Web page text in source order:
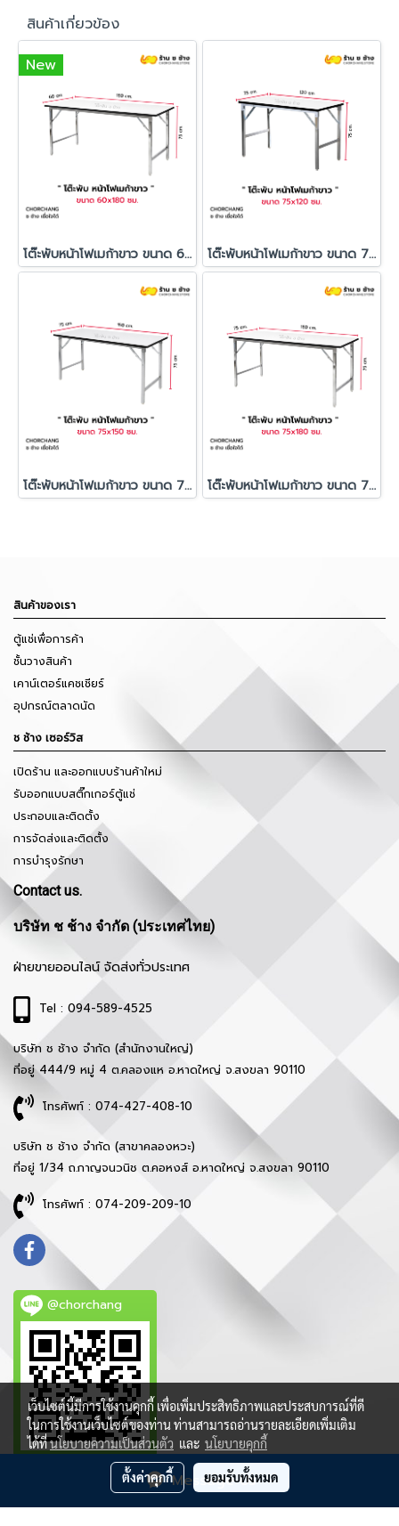
Message Us
สินค้าเกี่ยวข้อง
New
โต๊ะพับหน้าโฟเมก้าขาว ขนาด 60x180 ซม. โต๊ะพับหน้าโฟเมก้าขาว ขนาด 75x120 ซม.
โต๊ะพับหน้าโฟเมก้าขาว ขนาด 75x150 ซม. โต๊ะพับหน้าโฟเมก้าขาว ขนาด 75x180 ซม.
สินค้าของเรา
ตู้แช่เพื่อการค้า
ชั้นวางสินค้า
เคาน์เตอร์แคชเชียร์
อุปกรณ์ตลาดนัด
ช ช้าง เซอร์วิส
เปิดร้าน และออกแบบร้านค้าใหม่
รับออกแบบสติ๊กเกอร์ตู้แช่
ประกอบและติดตั้ง
การจัดส่งและติดตั้ง
การบำรุงรักษา
Contact us.
บริษัท ช ช้าง จำกัด (ประเทศไทย)
ฝ่ายขายออนไลน์ จัดส่งทั่วประเทศ
Tel : 094-589-4525
บริษัท ช ช้าง จำกัด (สำนักงานใหญ่)
ที่อยู่ 444/9 หมู่ 4 ต.คลองแห อ.หาดใหญ่ จ.สงขลา 90110
โทรศัพท์ : 074-427-408-10
บริษัท ช ช้าง จำกัด (สาขาคลองหวะ)
ที่อยู่ 1/34 ถ.กาญจนวนิช ต.คอหงส์ อ.หาดใหญ่ จ.สงขลา 90110
โทรศัพท์ : 074-209-209-10
@chorchang
ลิขสิทธิ์ © 2021 บริษัท ช ช้าง จำกัด - สงวนสิทธิ์ทุกประการ
เว็บไซต์นี้มีการใช้งานคุกกี้ เพื่อเพิ่มประสิทธิภาพและประสบการณ์ที่ดี
ในการใช้งานเว็บไซต์ของท่าน ท่านสามารถอ่านรายละเอียดเพิ่มเติม
ได้ที่นโยบายความเป็นส่วนตัว และ นโยบายคุกกี้
ตั้งค่าคุกกี้ ยอมรับทั้งหมด